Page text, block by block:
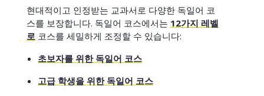
현대적이고 인정받는 교과서로 다양한 독일어 코
스를 보장합니다. 독일어 코스에서는 12가지 레벨
로 코스를 세밀하게 조정할 수 있습니다:
초보자를 위한 독일어 코스
고급 학생을 위한 독일어 코스